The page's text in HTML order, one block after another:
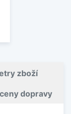
zboží
dopravy